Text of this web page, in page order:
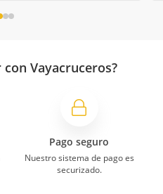
Vayacruceros?
Pago seguro
Nuestro sistema de pago es
securizado.